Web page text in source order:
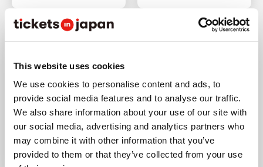
This website uses cookies
We use cookies to personalise content and ads, to
provide social media features and to analyse our traffic.
We also share information about your use of our site with
our social media, advertising and analytics partners who
may combine it with other information that you’ve
provided to them or that they’ve collected from your use
東北魅力滿載！東北樂
天金鷲隊主場・樂天行
動通訊球場宮城的遊覽
指南
Last updated : Feb 04,2026